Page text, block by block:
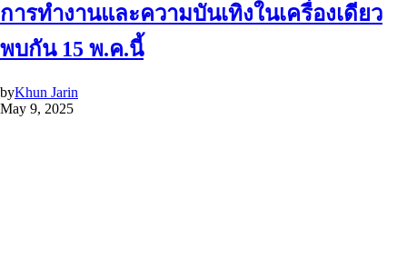
การทำงานและความบันเทิงในเครื่องเดียว
พบกัน 15 พ.ค.นี้
byKhun Jarin
May 9, 2025